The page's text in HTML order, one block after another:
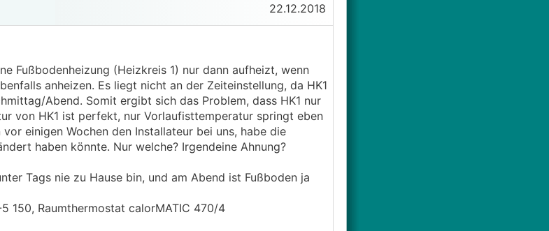
22.12.2018
Fußbodenheizung (Heizkreis 1) nur dann aufheizt, wenn
anheizen. Es liegt nicht an der Zeiteinstellung, da HK1
Abend. Somit ergibt sich das Problem, dass HK1 nur
von HK1 ist perfekt, nur Vorlaufisttemperatur springt eben
einigen Wochen den Installateur bei uns, habe die
haben könnte. Nur welche? Irgendeine Ahnung?
Tags nie zu Hause bin, und am Abend ist Fußboden ja
150, Raumthermostat calorMATIC 470/4